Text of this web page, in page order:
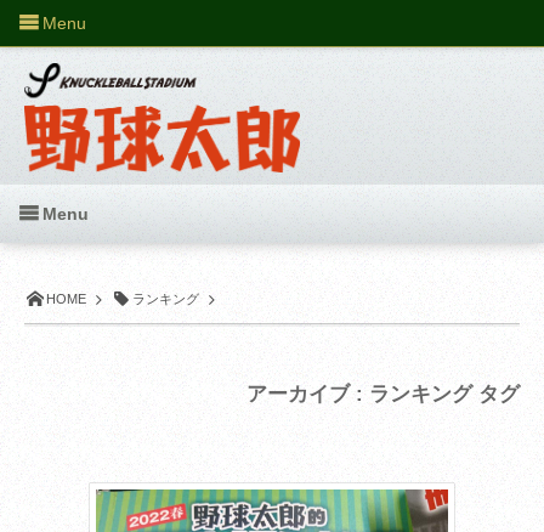
HOME ランキング
アーカイブ : ランキング タグ
Menu
Menu